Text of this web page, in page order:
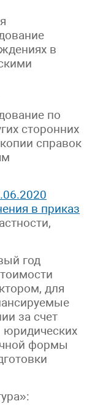
в
по
сторонних
справок
в приказ
год
для
за счет
юридических
формы